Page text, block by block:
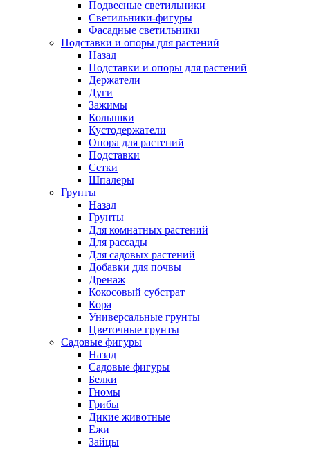
Подвесные светильники
Светильники-фигуры
Фасадные светильники
Подставки и опоры для растений
Назад
Подставки и опоры для растений
Держатели
Дуги
Зажимы
Колышки
Кустодержатели
Опора для растений
Подставки
Сетки
Шпалеры
Грунты
Назад
Грунты
Для комнатных растений
Для рассады
Для садовых растений
Добавки для почвы
Дренаж
Кокосовый субстрат
Кора
Универсальные грунты
Цветочные грунты
Садовые фигуры
Назад
Садовые фигуры
Белки
Гномы
Грибы
Дикие животные
Ежи
Зайцы